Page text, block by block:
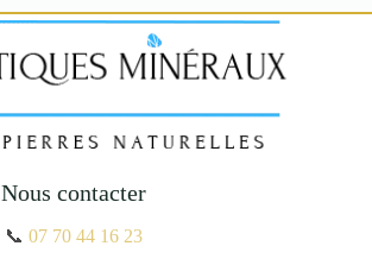
Nous contacter
📞07 70 44 16 23